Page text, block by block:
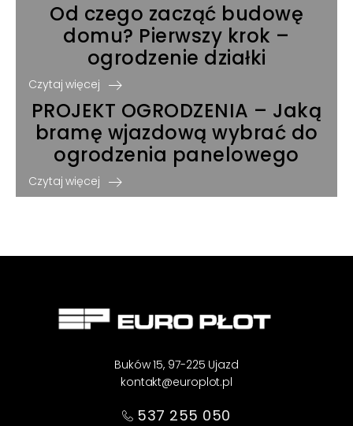
Od czego zacząć budowę
domu? Pierwszy krok –
ogrodzenie działki
Czytaj więcej
PROJEKT OGRODZENIA – Jaką
bramę wjazdową wybrać do
ogrodzenia panelowego
Czytaj więcej
Buków 15, 97-225 Ujazd
kontakt@europlot.pl
537 255 050